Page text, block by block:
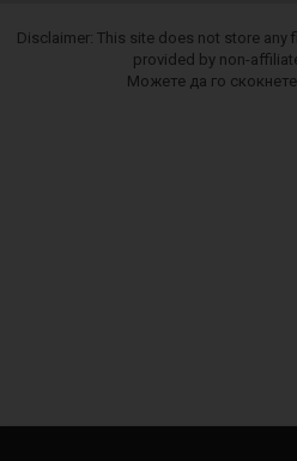
Disclaimer: This site does not store any
provided by non-
Можете да го